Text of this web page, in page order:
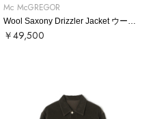
Mc McGREGOR
Wool Saxony Drizzler Jacket ウールサキソニードリズラー
￥49,500